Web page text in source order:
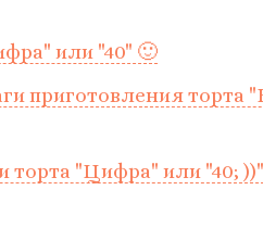
или "40" 🙂
приготовления торта
торта "Цифра" или "40; ))"